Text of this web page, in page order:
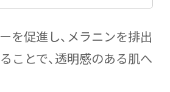
を促進し、メラニンを排出
ことで、透明感のある肌へ